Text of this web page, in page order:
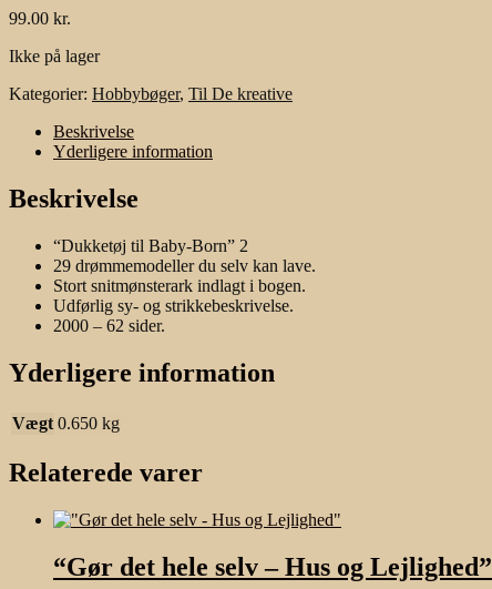
99.00 kr.
Ikke på lager
Kategorier: Hobbybøger, Til De kreative
Beskrivelse
Yderligere information
Beskrivelse
“Dukketøj til Baby-Born” 2
29 drømmemodeller du selv kan lave.
Stort snitmønsterark indlagt i bogen.
Udførlig sy- og strikkebeskrivelse.
2000 – 62 sider.
Yderligere information
Vægt 0.650 kg
Relaterede varer
“Gør det hele selv – Hus og Lejlighed”